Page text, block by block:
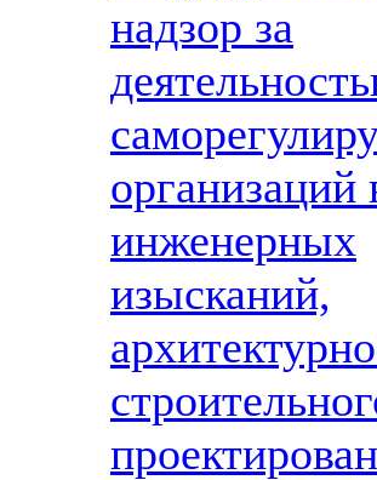
надзор за
организаций
инженерных
изысканий,